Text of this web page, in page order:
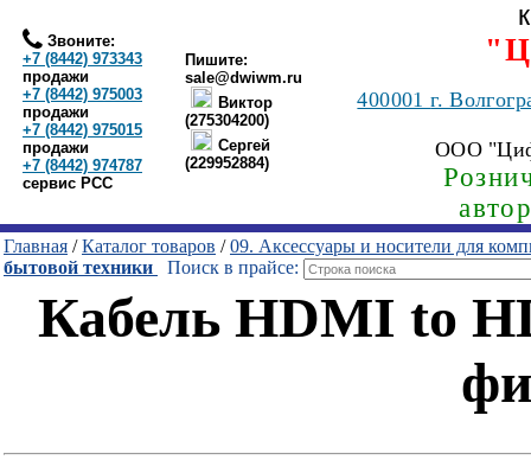
Звоните:
+7 (8442) 973343
продажи
+7 (8442) 975003
продажи
+7 (8442) 975015
продажи
+7 (8442) 974787
сервис РСС
Пишите:
sale@dwiwm.ru
Виктор
(275304200)
Сергей
(229952884)
400001г.
ООО
Главная /Каталог товаров /09. Аксессуары и носители для
бытовой техники
Поиск в прайсе:
Кабель HDMI to